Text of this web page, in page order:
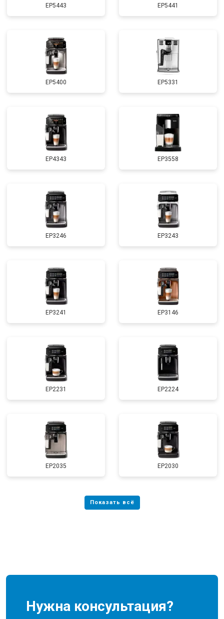
EP5443 EP5441
EP5400 EP5331
EP4343 EP3558
EP3246 EP3243
EP3241 EP3146
EP2231 EP2224
EP2035 EP2030
Нужна консультация?